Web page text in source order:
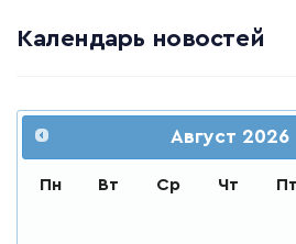
Календарь новостей
Август 2026
Пн Вт Ср Чт Пт